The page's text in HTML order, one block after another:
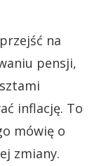
na
pensji,
inflację. To
mówię o
zmiany.